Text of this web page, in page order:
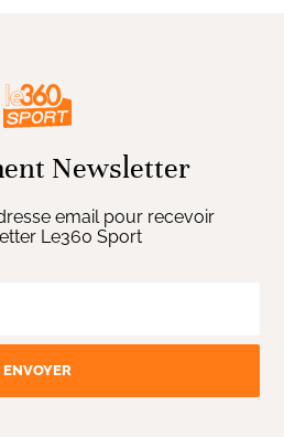
Newsletter
email pour recevoir
Le360 Sport
ENVOYER